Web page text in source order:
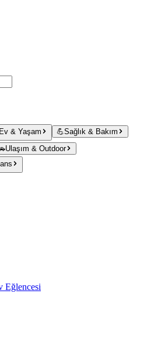
Ev & Yaşam 💪Sağlık & Bakım
Ulaşım & Outdoor
Eğlencesi